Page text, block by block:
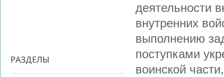
РАЗДЕЛЫ
деятельности
внутренних
выполнению
поступками
воинской